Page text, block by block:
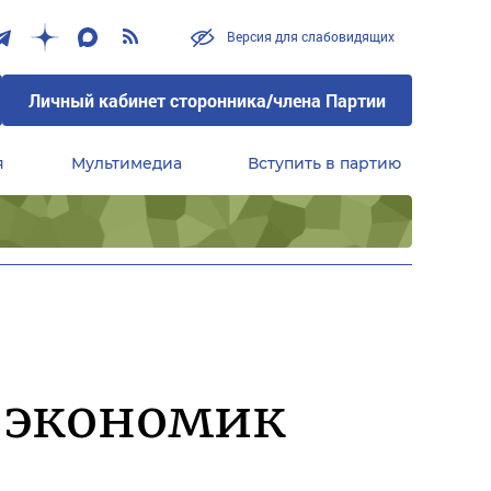
Версия для слабовидящих
Личный кабинет сторонника/члена Партии
Мультимедиа Вступить в партию